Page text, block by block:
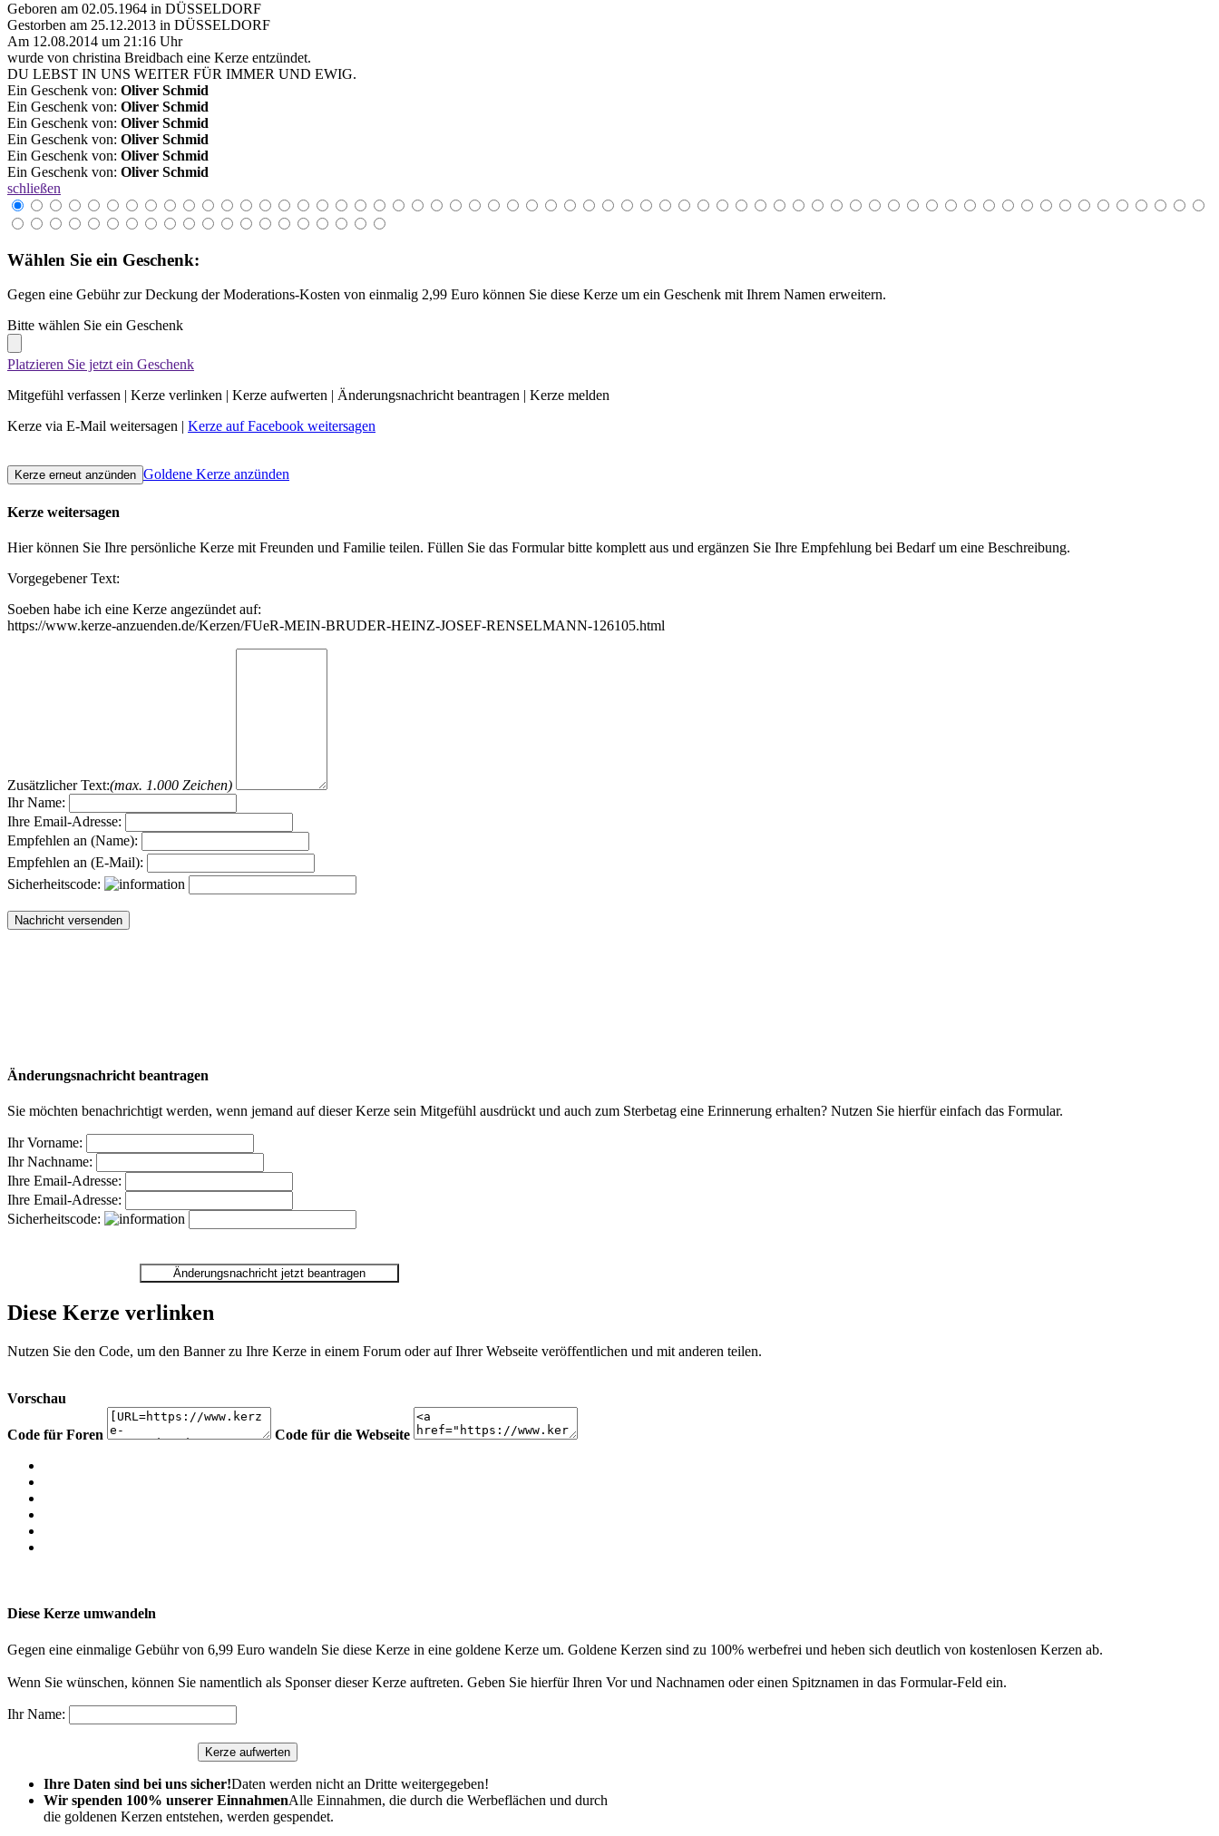
Geboren am 02.05.1964 in DÜSSELDORF
Gestorben am 25.12.2013 in DÜSSELDORF
Am 12.08.2014 um 21:16 Uhr
wurde von christina Breidbach eine Kerze entzündet.
DU LEBST IN UNS WEITER FÜR IMMER UND EWIG.
Ein Geschenk von: Oliver Schmid
Ein Geschenk von: Oliver Schmid
Ein Geschenk von: Oliver Schmid
Ein Geschenk von: Oliver Schmid
Ein Geschenk von: Oliver Schmid
Ein Geschenk von: Oliver Schmid
schließen
Wählen Sie ein Geschenk:
Gegen eine Gebühr zur Deckung der Moderations-Kosten von einmalig 2,99 Euro können Sie diese Kerze um ein Geschenk mit Ihrem Namen erweitern.
Bitte wählen Sie ein Geschenk
Platzieren Sie jetzt ein Geschenk
Mitgefühl verfassen
Kerze verlinken Kerze aufwerten Änderungsnachricht beantragen
Kerze melden
Kerze via E-Mail weitersagen
Kerze auf Facebook weitersagen
Goldene Kerze anzünden
Kerze weitersagen
Hier können Sie Ihre persönliche Kerze mit Freunden und Familie teilen. Füllen Sie das Formular bitte komplett aus und ergänzen Sie Ihre Empfehlung bei Bedarf um eine Beschreibung.
Vorgegebener Text:
Soeben habe ich eine Kerze angezündet auf:
https://www.kerze-anzuenden.de/Kerzen/FUeR-MEIN-BRUDER-HEINZ-JOSEF-RENSELMANN-126105.html
Zusätzlicher Text:(max. 1.000 Zeichen)
Ihr Name:
Ihre Email-Adresse:
Empfehlen an (Name):
Empfehlen an (E-Mail):
Sicherheitscode:
Änderungsnachricht beantragen
Sie möchten benachrichtigt werden, wenn jemand auf dieser Kerze sein Mitgefühl ausdrückt und auch zum Sterbetag eine Erinnerung erhalten? Nutzen Sie hierfür einfach das Formular.
Ihr Vorname:
Ihr Nachname:
Ihre Email-Adresse:
Ihre Email-Adresse:
Sicherheitscode:
Diese Kerze verlinken
Nutzen Sie den Code, um den Banner zu Ihre Kerze in einem Forum oder auf Ihrer Webseite veröffentlichen und mit anderen teilen.
Vorschau
Code für Foren Code für die Webseite
Diese Kerze umwandeln
Gegen eine einmalige Gebühr von 6,99 Euro wandeln Sie diese Kerze in eine goldene Kerze um. Goldene Kerzen sind zu 100% werbefrei und heben sich deutlich von kostenlosen Kerzen ab.
Wenn Sie wünschen, können Sie namentlich als Sponser dieser Kerze auftreten. Geben Sie hierfür Ihren Vor und Nachnamen oder einen Spitznamen in das Formular-Feld ein.
Ihr Name:
Ihre Daten sind bei uns sicher!Daten werden nicht an Dritte weitergegeben!
Wir spenden 100% unserer EinnahmenAlle Einnahmen, die durch die Werbeflächen und durch
die goldenen Kerzen entstehen, werden gespendet.